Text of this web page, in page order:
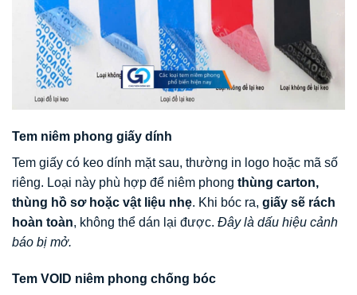
Tem niêm phong giấy dính
Tem giấy có keo dính mặt sau, thường in logo hoặc mã số
riêng. Loại này phù hợp để niêm phong thùng carton,
thùng hồ sơ hoặc vật liệu nhẹ. Khi bóc ra, giấy sẽ rách
hoàn toàn, không thể dán lại được. Đây là dấu hiệu cảnh
báo bị mở.
Tem VOID niêm phong chống bóc